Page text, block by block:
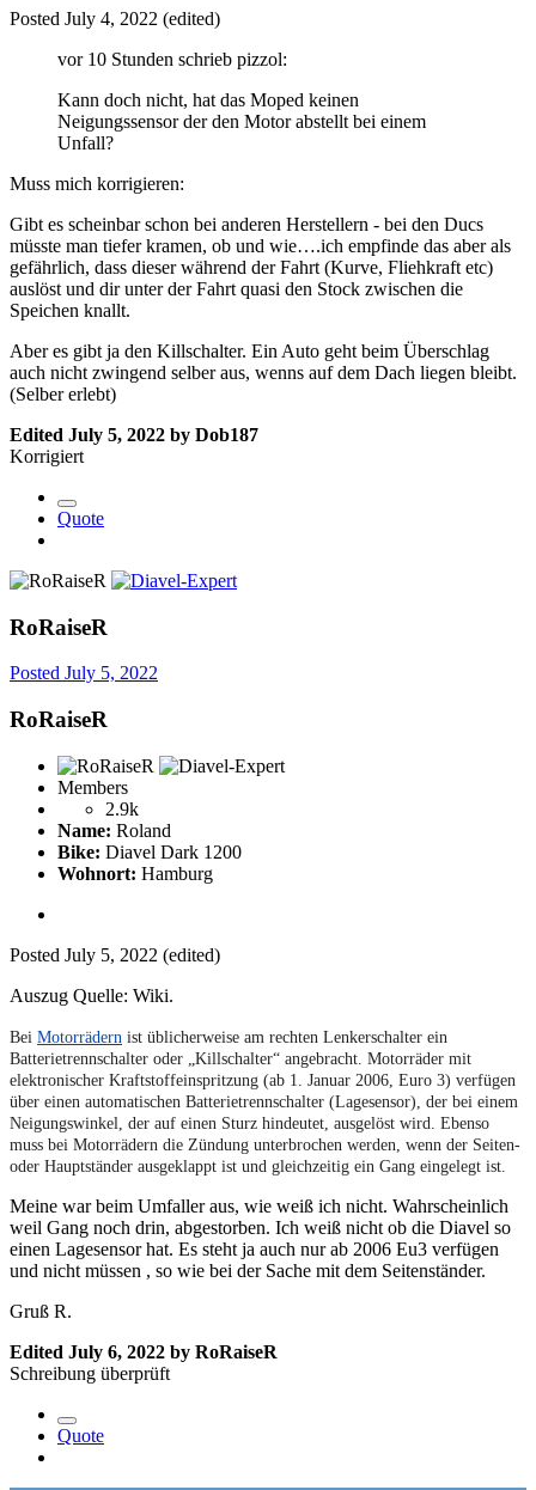
Posted July 4, 2022 (edited)
vor 10 Stunden schrieb pizzol:
Kann doch nicht, hat das Moped keinen
Neigungssensor der den Motor abstellt bei einem
Unfall?
Muss mich korrigieren:
Gibt es scheinbar schon bei anderen Herstellern - bei den Ducs
müsste man tiefer kramen, ob und wie….ich empfinde das aber als
gefährlich, dass dieser während der Fahrt (Kurve, Fliehkraft etc)
auslöst und dir unter der Fahrt quasi den Stock zwischen die
Speichen knallt.
Aber es gibt ja den Killschalter. Ein Auto geht beim Überschlag
auch nicht zwingend selber aus, wenns auf dem Dach liegen bleibt.
(Selber erlebt)
Edited July 5, 2022 by Dob187
Korrigiert
Quote
RoRaiseR
Posted July 5, 2022
RoRaiseR
Members
2.9k
Name: Roland
Bike: Diavel Dark 1200
Wohnort: Hamburg
Posted July 5, 2022 (edited)
Auszug Quelle: Wiki.
Bei Motorrädern ist üblicherweise am rechten Lenkerschalter ein
Batterietrennschalter oder „Killschalter“ angebracht. Motorräder mit
elektronischer Kraftstoffeinspritzung (ab 1. Januar 2006, Euro 3) verfügen
über einen automatischen Batterietrennschalter (Lagesensor), der bei einem
Neigungswinkel, der auf einen Sturz hindeutet, ausgelöst wird. Ebenso
muss bei Motorrädern die Zündung unterbrochen werden, wenn der Seiten-
oder Hauptständer ausgeklappt ist und gleichzeitig ein Gang eingelegt ist.
Meine war beim Umfaller aus, wie weiß ich nicht. Wahrscheinlich
weil Gang noch drin, abgestorben. Ich weiß nicht ob die Diavel so
einen Lagesensor hat. Es steht ja auch nur ab 2006 Eu3 verfügen
und nicht müssen , so wie bei der Sache mit dem Seitenständer.
Gruß R.
Edited July 6, 2022 by RoRaiseR
Schreibung überprüft
Quote